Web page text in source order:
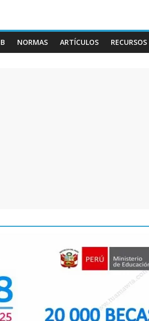
NORMAS ARTÍCULOS RECURSOS